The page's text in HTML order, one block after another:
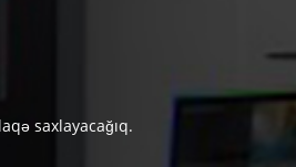
saxlayacağıq.